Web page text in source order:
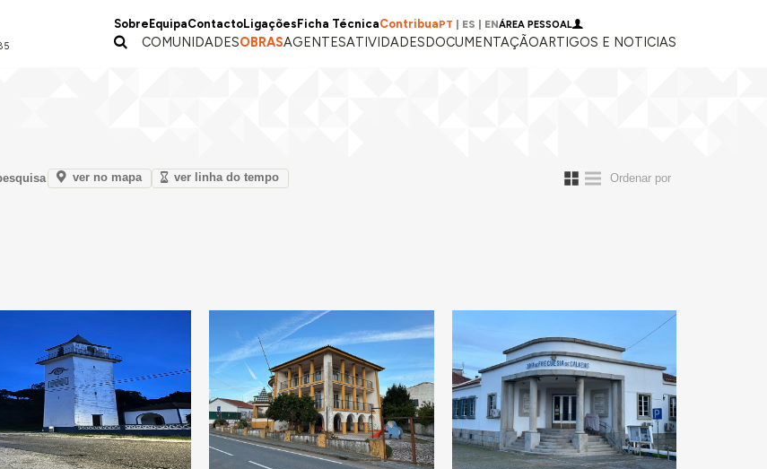
Sobre EquipaContactoLigações Ficha TécnicaContribuaPT ES ENÁREA PESSOAL
COMUNIDADESOBRASAGENTESATIVIDADESDOCUMENTAÇÃOARTIGOS E NOTICIAS
ver no mapa ver linha do tempo